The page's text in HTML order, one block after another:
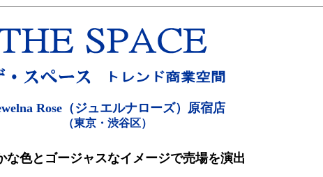
Rose（ジュエルナローズ）原宿店
（東京・渋谷区）
な色とゴージャスなイメージで売場を演出